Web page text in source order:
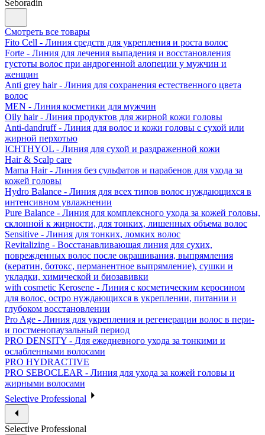
Seboradin
Смотреть все товары
Fito Cell - Линия средств для укрепления и роста волос
Forte - Линия для лечения выпадения и восстановления
густоты волос при андрогенной алопеции у мужчин и
женщин
Anti grey hair - Линия для сохранения естественного цвета
волос
MEN - Линия косметики для мужчин
Oily hair - Линия продуктов для жирной кожи головы
Anti-dandruff - Линия для волос и кожи головы с сухой или
жирной перхотью
ICHTHYOL - Линия для сухой и раздраженной кожи
Hair & Scalp care
Mama Hair - Линия без сульфатов и парабенов для ухода за
кожей головы
Hydro Balance - Линия для всех типов волос нуждающихся в
интенсивном увлажнении
Pure Balance - Линия для комплексного ухода за кожей головы,
склонной к жирности, для тонких, лишенных объема волос
Sensitive - Линия для тонких, ломких волос
Revitalizing - Восстанавливающая линия для сухих,
поврежденных волос после окрашивания, выпрямления
(кератин, ботокс, перманентное выпрямление), сушки и
укладки, химической и биозавивки
with cosmetic Kerosene - Линия с косметическим керосином
для волос, остро нуждающихся в укреплении, питании и
глубоком восстановлении
Pro Age - Линия для укрепления и регенерации волос в пери-
и постменопаузальный период
PRO DENSITY - Для ежедневного ухода за тонкими и
ослабленными волосами
PRO HYDRACTIVE
PRO SEBOCLEAR - Линия для ухода за кожей головы и
жирными волосами
Selective Professional
Selective Professional